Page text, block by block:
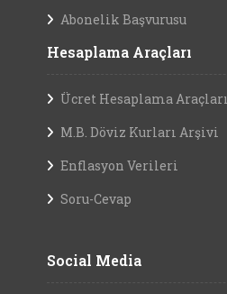
Abonelik Başvurusu
Hesaplama Araçları
Ücret Hesaplama Araçları
M.B. Döviz Kurları Arşivi
Enflasyon Verileri
Soru-Cevap
Social Media